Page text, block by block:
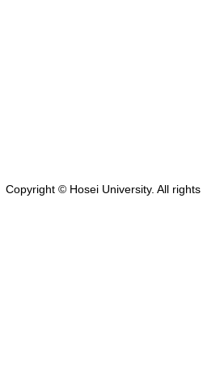
Copyright © Hosei University. All rights